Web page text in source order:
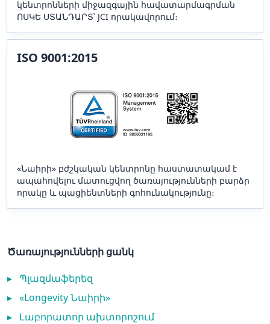
կենտրոնների միջազգային հավատարմագրման
ՈՍԿԵ ՍՏԱՆԴԱՐՏ՝ JCI որակավորում։
ISO 9001:2015
«Նաիրի» բժշկական կենտրոնը հաստատակամ է
ապահովելու մատուցվող ծառայությունների բարձր
որակը և պացիենտների գոհունակությունը։
Ծառայությունների ցանկ
▸ Պլազմաֆերեզ
▸ «Longevity Նաիրի»
▸ Լաբորատոր ախտորոշում